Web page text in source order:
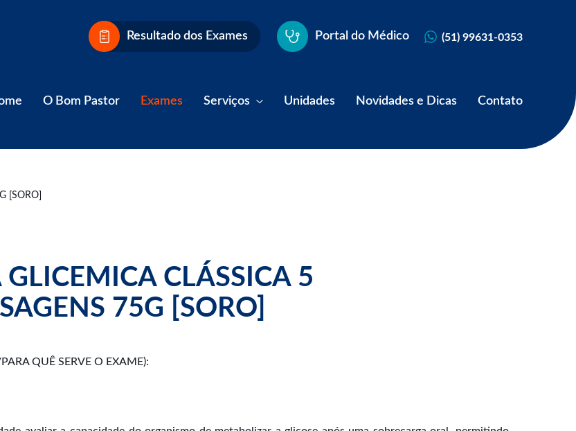
Resultado dos Exames Portal do Médico (51) 99631-0353
O Bom Pastor Exames Serviços Unidades Novidades e Dicas Contato
[SORO]
GLICEMICA CLÁSSICA 5
75G [SORO]
QUÊ SERVE O EXAME):